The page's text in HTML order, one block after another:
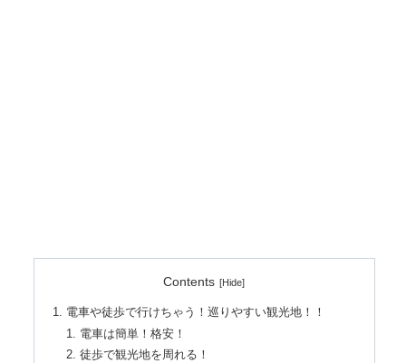
Contents
電車や徒歩で行けちゃう！巡りやすい観光地！！
電車は簡単！格安！
徒歩で観光地を周れる！